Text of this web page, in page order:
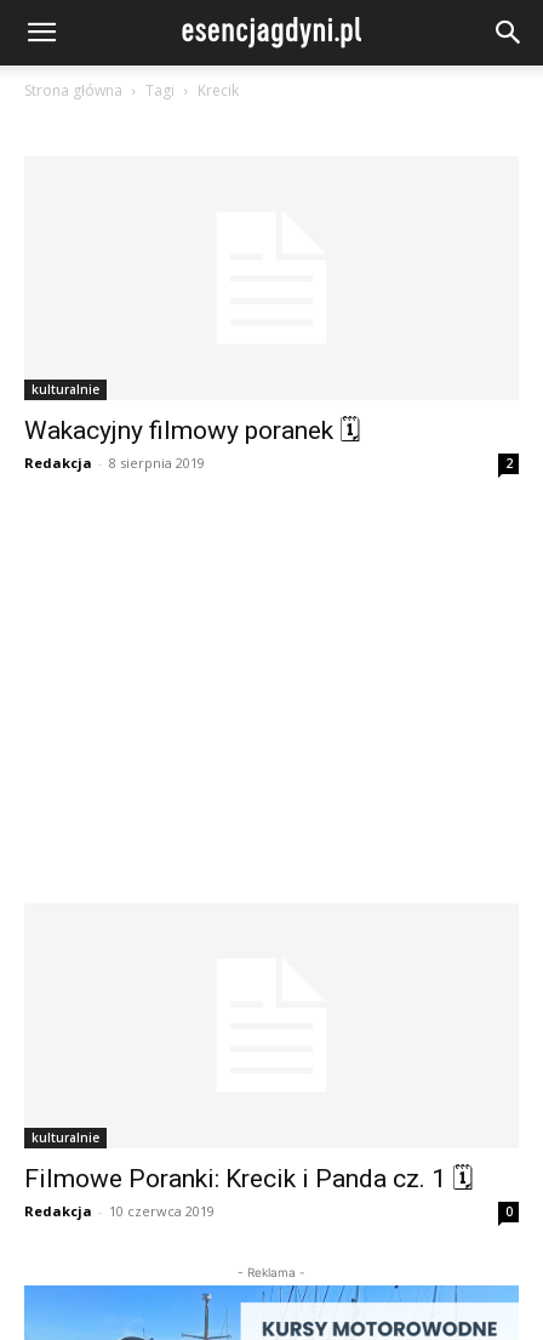
Strona główna Tagi Krecik
kulturalnie
Wakacyjny filmowy poranek 🗓
Redakcja - 8 sierpnia 2019 2
kulturalnie
Filmowe Poranki: Krecik i Panda cz. 1 🗓
Redakcja - 10 czerwca 2019 0
- Reklama -